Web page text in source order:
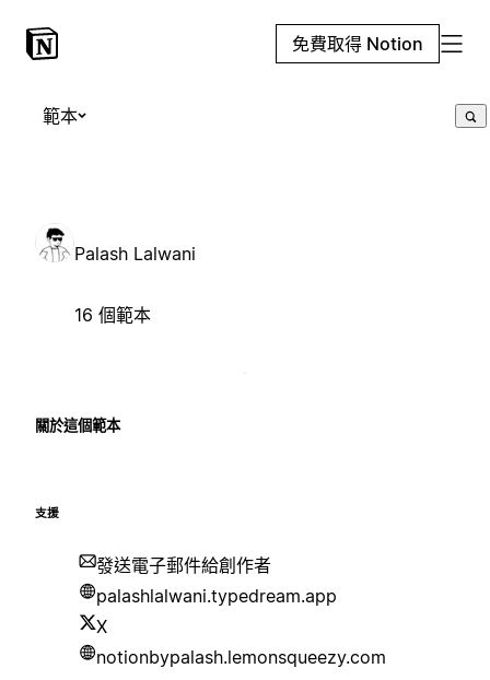
免費取得 Notion
範本
Palash Lalwani
16 個範本
關於這個範本
支援
發送電子郵件給創作者
palashlalwani.typedream.app
X
notionbypalash.lemonsqueezy.com